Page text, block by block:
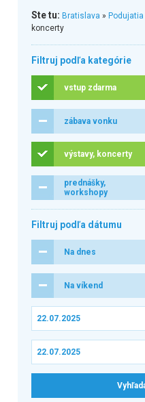
Ste tu: Bratislava » Podujatia
koncerty
Filtruj podľa kategórie
vstup zdarma
zábava vonku
výstavy, koncerty
prednášky,
workshopy
Filtruj podľa dátumu
Na dnes
Na víkend